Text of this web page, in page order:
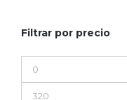
Filtrar por precio
mínimo